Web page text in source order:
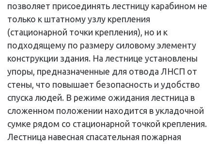
позволяет присоединять лестницу карабином не
только к штатному узлу крепления
(стационарной точки крепления), но и к
подходящему по размеру силовому элементу
конструкции здания. На лестнице установлены
упоры, предназначенные для отвода ЛНСП от
стены, что повышает безопасность и удобство
спуска людей. В режиме ожидания лестница в
сложенном положении находится в укладочной
сумке рядом со стационарной точкой крепления.
Лестница навесная спасательная пожарная